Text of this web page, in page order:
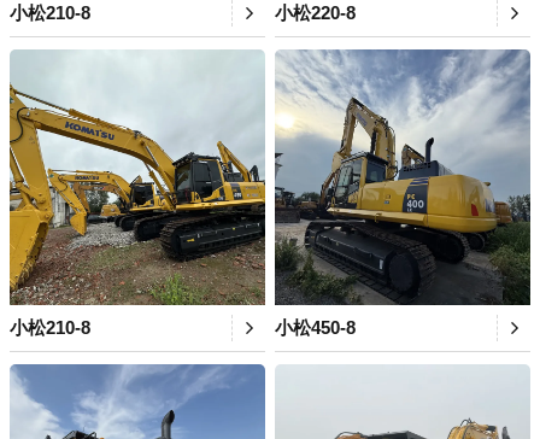
小松210-8 小松220-8
小松210-8 小松450-8